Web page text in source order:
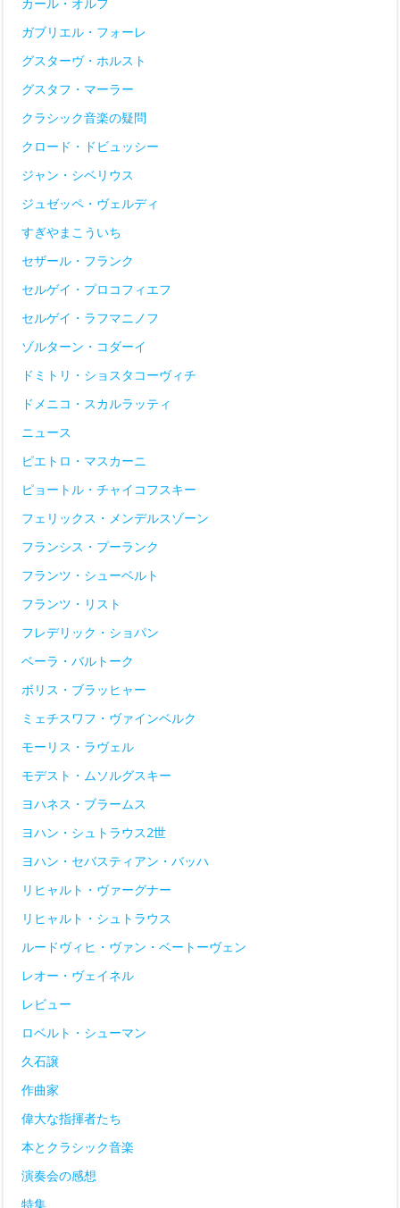
カール・オルフ
ガブリエル・フォーレ
グスターヴ・ホルスト
グスタフ・マーラー
クラシック音楽の疑問
クロード・ドビュッシー
ジャン・シベリウス
ジュゼッペ・ヴェルディ
すぎやまこういち
セザール・フランク
セルゲイ・プロコフィエフ
セルゲイ・ラフマニノフ
ゾルターン・コダーイ
ドミトリ・ショスタコーヴィチ
ドメニコ・スカルラッティ
ニュース
ピエトロ・マスカーニ
ピョートル・チャイコフスキー
フェリックス・メンデルスゾーン
フランシス・プーランク
フランツ・シューベルト
フランツ・リスト
フレデリック・ショパン
ベーラ・バルトーク
ボリス・ブラッヒャー
ミェチスワフ・ヴァインベルク
モーリス・ラヴェル
モデスト・ムソルグスキー
ヨハネス・ブラームス
ヨハン・シュトラウス2世
ヨハン・セバスティアン・バッハ
リヒャルト・ヴァーグナー
リヒャルト・シュトラウス
ルードヴィヒ・ヴァン・ベートーヴェン
レオー・ヴェイネル
レビュー
ロベルト・シューマン
久石譲
作曲家
偉大な指揮者たち
本とクラシック音楽
演奏会の感想
特集